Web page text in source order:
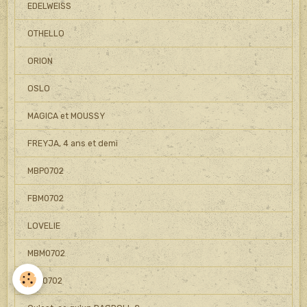
EDELWEISS
OTHELLO
ORION
OSLO
MAGICA et MOUSSY
FREYJA, 4 ans et demi
MBP0702
FBM0702
LOVELIE
MBM0702
FBP0702